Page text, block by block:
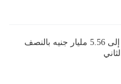
ارتفاع أرباح إعمار مصر إلى 5.56 مليار جنيه بالنصف